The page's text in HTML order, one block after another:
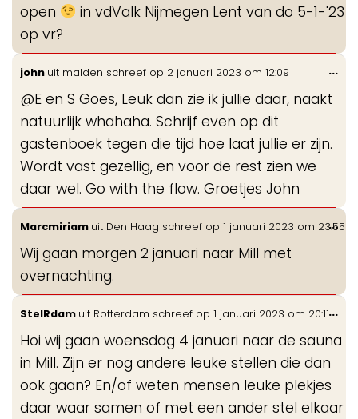
open
in vdValk Nijmegen Lent van do 5-1-'23
op vr?
john uit malden schreef op 2 januari 2023 om 12:09
@E en S Goes, Leuk dan zie ik jullie daar, naakt
natuurlijk whahaha. Schrijf even op dit
gastenboek tegen die tijd hoe laat jullie er zijn.
Wordt vast gezellig, en voor de rest zien we
daar wel. Go with the flow. Groetjes John
...
Marcmiriam uit Den Haag schreef op 1 januari 2023 om 23:55
Wij gaan morgen 2 januari naar Mill met
overnachting.
...
StelRdam uit Rotterdam schreef op 1 januari 2023 om 20:11
Hoi wij gaan woensdag 4 januari naar de sauna
in Mill. Zijn er nog andere leuke stellen die dan
ook gaan? En/of weten mensen leuke plekjes
daar waar samen of met een ander stel elkaar
...